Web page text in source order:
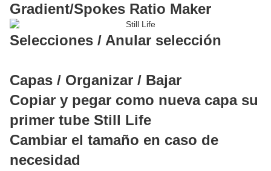
Gradient/Spokes Ratio Maker
Selecciones / Anular selección
Capas / Organizar / Bajar
Copiar y pegar como nueva capa su
primer tube Still Life
Cambiar el tamaño en caso de
necesidad